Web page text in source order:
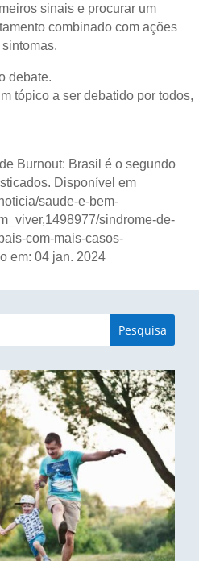
sinais e procurar um
combinado com ações
debate.
tópico a ser debatido por todos,
Burnout: Brasil é o segundo
Disponível em
saude-e-bem-
sindrome-de-
com-mais-casos-
em: 04 jan. 2024